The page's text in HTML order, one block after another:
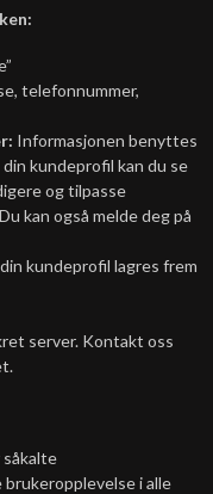
telefonnummer,
Informasjonen benyttes
kundeprofil kan du se
og tilpasse
kan også melde deg på
kundeprofil lagres frem
server. Kontakt oss
brukeropplevelse i alle